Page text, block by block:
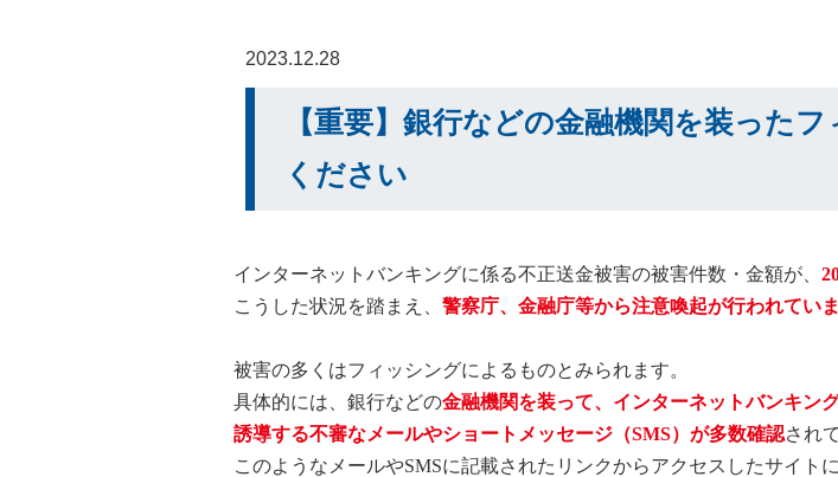
2023.12.28
【重要】銀行などの金融機関を装った
ください
インターネットバンキングに係る不正送金被害の被害件数・金額が、
こうした状況を踏まえ、 警察庁、金融庁等から注意喚起が行われていま
被害の多くはフィッシングによるものとみられます。
具体的には、銀行などの金融機関を装って、インターネットバンキン
誘導する不審なメールやショートメッセージ（SMS）が多数確認され
このようなメールやSMSに記載されたリンクからアクセスしたサイ